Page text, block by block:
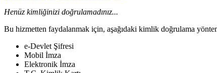
Henüz kimliğinizi doğrulamadınız...
Bu hizmetten faydalanmak için, aşağıdaki kimlik doğrulama
e-Devlet Şifresi
Mobil İmza
Elektronik İmza